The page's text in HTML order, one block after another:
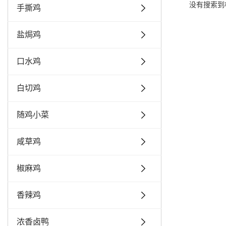
手撕鸡
盐焗鸡
口水鸡
白切鸡
随鸡小菜
咸草鸡
椒麻鸡
香辣鸡
浓香卤鸭
没有搜索